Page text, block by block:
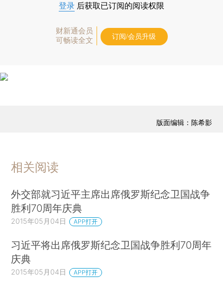
登录 后获取已订阅的阅读权限
财新通会员
可畅读全文
订阅/会员升级
版面编辑：陈希影
相关阅读
外交部就习近平主席出席俄罗斯纪念卫国战争
胜利70周年庆典
2015年05月04日 APP打开
习近平将出席俄罗斯纪念卫国战争胜利70周年
庆典
2015年05月04日 APP打开